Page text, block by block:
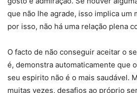
que não lhe agrade, isso implica um
por isso, não há uma relação plena
O facto de não conseguir aceitar o
é, demonstra automaticamente que
seu espirito não é o mais saudável.
muitas vezes, desafios ao próprio